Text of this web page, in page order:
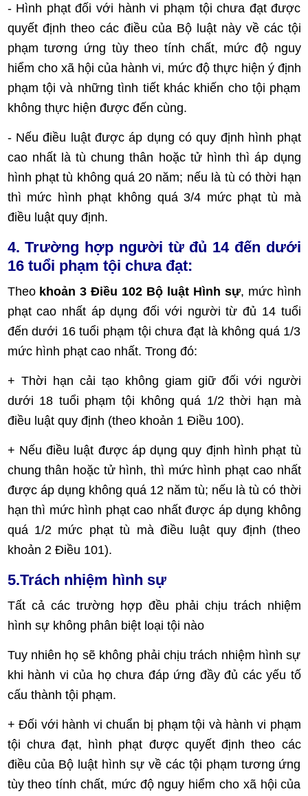
- Hình phạt đối với hành vi phạm tội chưa đạt được
quyết định theo các điều của Bộ luật này về các tội
phạm tương ứng tùy theo tính chất, mức độ nguy
hiểm cho xã hội của hành vi, mức độ thực hiện ý định
phạm tội và những tình tiết khác khiến cho tội phạm
không thực hiện được đến cùng.
- Nếu điều luật được áp dụng có quy định hình phạt
cao nhất là tù chung thân hoặc tử hình thì áp dụng
hình phạt tù không quá 20 năm; nếu là tù có thời hạn
thì mức hình phạt không quá 3/4 mức phạt tù mà
điều luật quy định.
4. Trường hợp người từ đủ 14 đến dưới
16 tuổi phạm tội chưa đạt:
Theo khoản 3 Điều 102 Bộ luật Hình sự, mức hình
phạt cao nhất áp dụng đối với người từ đủ 14 tuổi
đến dưới 16 tuổi phạm tội chưa đạt là không quá 1/3
mức hình phạt cao nhất. Trong đó:
+ Thời hạn cải tạo không giam giữ đối với người
dưới 18 tuổi phạm tội không quá 1/2 thời hạn mà
điều luật quy định (theo khoản 1 Điều 100).
+ Nếu điều luật được áp dụng quy định hình phạt tù
chung thân hoặc tử hình, thì mức hình phạt cao nhất
được áp dụng không quá 12 năm tù; nếu là tù có thời
hạn thì mức hình phạt cao nhất được áp dụng không
quá 1/2 mức phạt tù mà điều luật quy định (theo
khoản 2 Điều 101).
5.Trách nhiệm hình sự
Tất cả các trường hợp đều phải chịu trách nhiệm
hình sự không phân biệt loại tội nào
Tuy nhiên họ sẽ không phải chịu trách nhiệm hình sự
khi hành vi của họ chưa đáp ứng đầy đủ các yếu tố
cấu thành tội phạm.
+ Đối với hành vi chuẩn bị phạm tội và hành vi phạm
tội chưa đạt, hình phạt được quyết định theo các
điều của Bộ luật hình sự về các tội phạm tương ứng
tùy theo tính chất, mức độ nguy hiểm cho xã hội của